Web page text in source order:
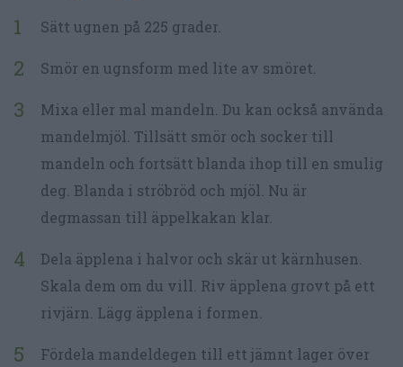
Sätt ugnen på 225 grader.
Smör en ugnsform med lite av smöret.
Mixa eller mal mandeln. Du kan också använda
mandelmjöl. Tillsätt smör och socker till
mandeln och fortsätt blanda ihop till en smulig
deg. Blanda i ströbröd och mjöl. Nu är
degmassan till äppelkakan klar.
Dela äpplena i halvor och skär ut kärnhusen.
Skala dem om du vill. Riv äpplena grovt på ett
rivjärn. Lägg äpplena i formen.
Fördela mandeldegen till ett jämnt lager över